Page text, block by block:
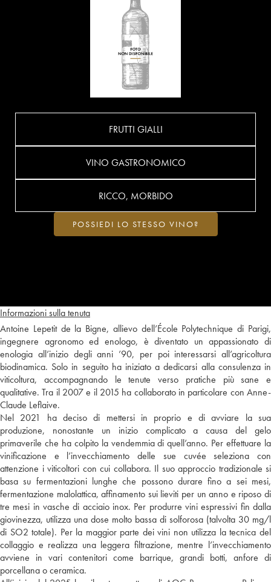
Informazioni sulla tenuta
Antoine Lepetit de la Bigne, allievo dell’École Polytechnique di Parigi,
ingegnere agronomo ed enologo, è diventato un appassionato di
enologia all’inizio degli anni ’90, per poi interessarsi all’agricoltura
biodinamica. Solo in seguito ha iniziato a dedicarsi alla consulenza in
viticoltura, accompagnando le tenute verso pratiche più sane e
qualitative. Tra il 2007 e il 2015 ha collaborato in particolare con Anne-
Claude Leflaive.
Nel 2021 ha deciso di mettersi in proprio e di avviare la sua
produzione, nonostante un inizio complicato a causa del gelo
primaverile che ha colpito la vendemmia di quell’anno. Per effettuare la
vinificazione e l’invecchiamento delle sue cuvée seleziona con
attenzione i viticoltori con cui collabora. Il suo approccio tradizionale si
basa su fermentazioni lunghe che possono durare fino a sei mesi,
fermentazione malolattica, affinamento sui lieviti per un anno e riposo di
tre mesi in vasche di acciaio inox. Per produrre vini espressivi fin dalla
giovinezza, utilizza una dose molto bassa di solforosa (talvolta 30 mg/l
di SO2 totale). Per la maggior parte dei vini non utilizza la tecnica del
collaggio e realizza una leggera filtrazione, mentre l’invecchiamento
avviene in vari contenitori come barrique, grandi botti, anfore di
porcellana o ceramica.
FRUTTI GIALLI
VINO GASTRONOMICO
RICCO, MORBIDO
POSSIEDI LO STESSO VINO?